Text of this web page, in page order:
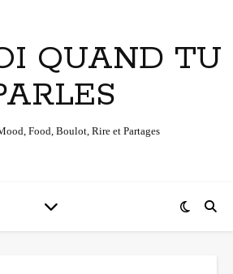
QUAND TU
Food, Boulot, Rire et Partages